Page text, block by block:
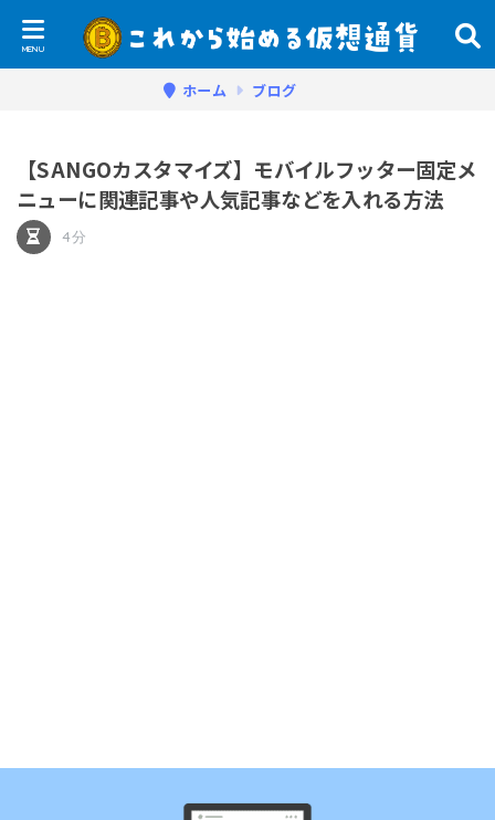
ホーム ブログ
【SANGOカスタマイズ】モバイルフッター固定メ
ニューに関連記事や人気記事などを入れる方法
4分